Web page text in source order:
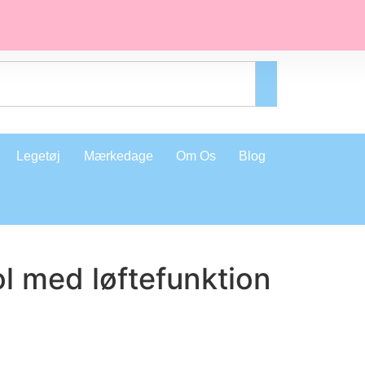
Legetøj Mærkedage Om Os Blog
med løftefunktion